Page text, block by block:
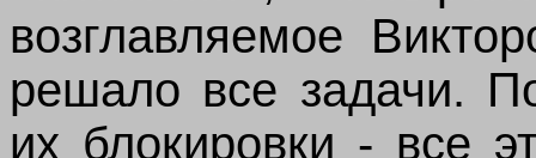
возглавляемое
решало все задачи.
их блокировки - все